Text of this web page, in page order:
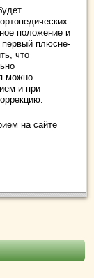
положение и
первый плюсне-
что
можно
и при
на сайте